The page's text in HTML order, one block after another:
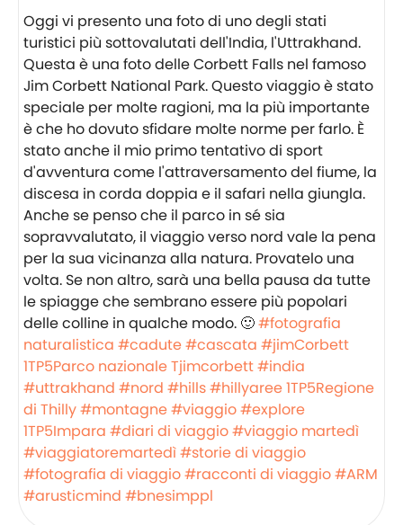
Oggi vi presento una foto di uno degli stati
turistici più sottovalutati dell'India, l'Uttrakhand.
Questa è una foto delle Corbett Falls nel famoso
Jim Corbett National Park. Questo viaggio è stato
speciale per molte ragioni, ma la più importante
è che ho dovuto sfidare molte norme per farlo. È
stato anche il mio primo tentativo di sport
d'avventura come l'attraversamento del fiume, la
discesa in corda doppia e il safari nella giungla.
Anche se penso che il parco in sé sia
sopravvalutato, il viaggio verso nord vale la pena
per la sua vicinanza alla natura. Provatelo una
volta. Se non altro, sarà una bella pausa da tutte
le spiagge che sembrano essere più popolari
delle colline in qualche modo. 🙂#fotografia
naturalistica #cadute#cascata #jimCorbett
1TP5Parco nazionale Tjimcorbett#india
#uttrakhand #nord #hills#hillyaree1TP5Regione
di Thilly#montagne#viaggio#explore
1TP5Impara #diari di viaggio#viaggio martedì
#viaggiatoremartedì#storie di viaggio
#fotografia di viaggio#racconti di viaggio#ARM
#arusticmind #bnesimppl